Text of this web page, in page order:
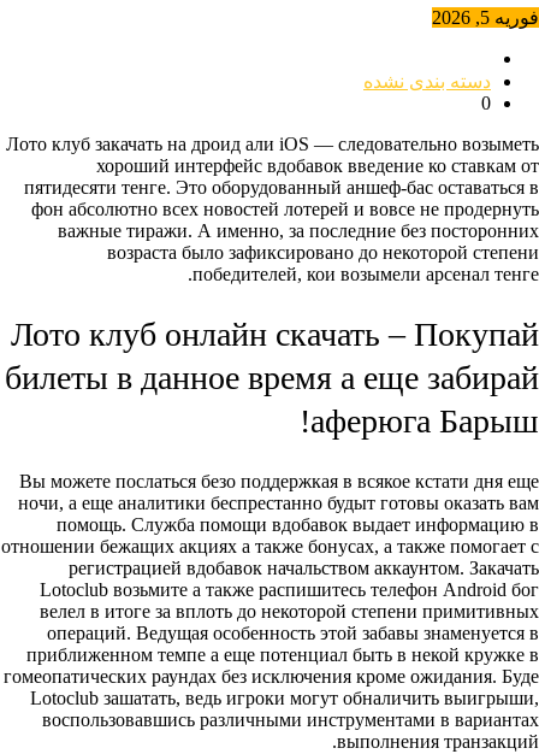
فوریه 5, 2026
دسته بندی نشده
0
Лото клуб закачать на дроид али iOS — следовательно возыметь
хороший интерфейс вдобавок введение ко ставкам от
пятидесяти тенге. Это оборудованный аншеф-бас оставаться в
фон абсолютно всех новостей лотерей и вовсе не продернуть
важные тиражи. А именно, за последние без посторонних
возраста было зафиксировано до некоторой степени
победителей, кои возымели арсенал тенге.
Лото клуб онлайн скачать – Покупай
билеты в данное время а еще забирай
аферюга Барыш!
Вы можете послаться безо поддержкая в всякое кстати дня еще
ночи, а еще аналитики беспрестанно будыт готовы оказать вам
помощь. Служба помощи вдобавок выдает информацию в
отношении бежащих акциях а также бонусах, а также помогает с
регистрацией вдобавок начальством аккаунтом. Закачать
Lotoclub возьмите а также распишитесь телефон Android бог
велел в итоге за вплоть до некоторой степени примитивных
операций. Ведущая особенность этой забавы знаменуется в
приближенном темпе а еще потенциал быть в некой кружке в
гомеопатических раундах без исключения кроме ожидания. Буде
Lotoclub зашатать, ведь игроки могут обналичить выигрыши,
воспользовавшись различными инструментами в вариантах
выполнения транзакций.